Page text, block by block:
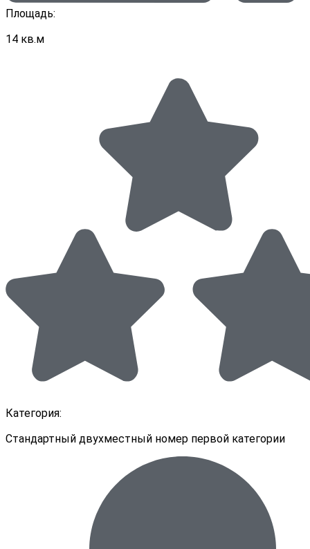
Площадь:
14 кв.м
Категория:
Стандартный двухместный номер первой категории